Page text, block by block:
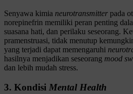
Senyawa kimia neurotransmitter pada
norepinefrin memiliki peran penting
suasana hati, dan perilaku seseorang.
pramenstruasi, tidak menutup
yang terjadi dapat memengaruhi
hasilnya menjadikan seseorang mood
dan lebih mudah stress.
3. Kondisi Mental Health